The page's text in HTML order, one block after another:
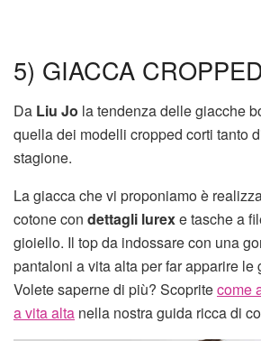
5) GIACCA
Da Liu Jo la tendenza delle giacche
quella dei modelli cropped corti tanto
stagione.
La giacca che vi proponiamo è
cotone con dettagli lurexe tasche a
gioiello. Il top da indossare con una
pantaloni a vita alta per far apparire le
Volete saperne di più? Scopritecome
a vita alta nella nostra guida ricca di